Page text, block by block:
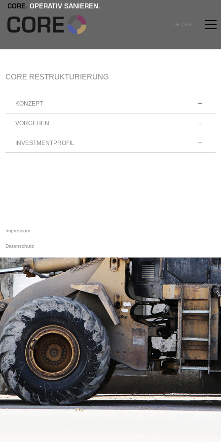
CORE. OPERATIV SANIEREN.
DE | EN
CORE RESTRUKTURIERUNG
KONZEPT
VORGEHEN
INVESTMENTPROFIL
Impressum
Datenschutz